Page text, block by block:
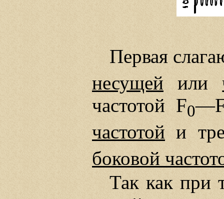
Первая
несущей или
частотой F0
частотой и
боковой
Так как при